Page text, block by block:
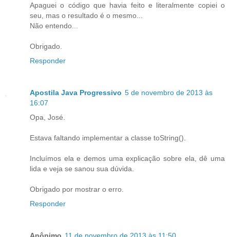
Apaguei o código que havia feito e literalmente copiei o
seu, mas o resultado é o mesmo...
Não entendo...
Obrigado.
Responder
Apostila Java Progressivo 5 de novembro de 2013 às
16:07
Opa, José.
Estava faltando implementar a classe toString().
Incluímos ela e demos uma explicação sobre ela, dê uma
lida e veja se sanou sua dúvida.
Obrigado por mostrar o erro.
Responder